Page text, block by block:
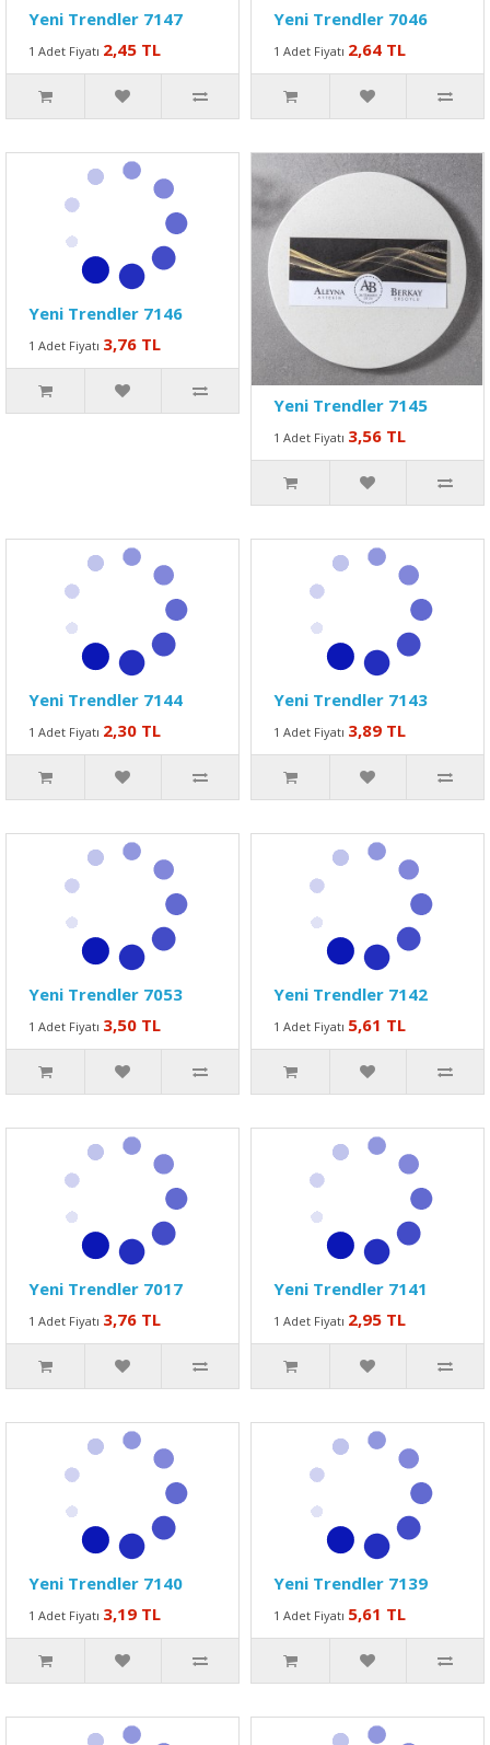
Yeni Trendler 7147
1 Adet Fiyatı 2,45 TL
Yeni Trendler 7046
1 Adet Fiyatı 2,64 TL
Yeni Trendler 7146
1 Adet Fiyatı 3,76 TL
Yeni Trendler 7145
1 Adet Fiyatı 3,56 TL
Yeni Trendler 7144
1 Adet Fiyatı 2,30 TL
Yeni Trendler 7143
1 Adet Fiyatı 3,89 TL
Yeni Trendler 7053
1 Adet Fiyatı 3,50 TL
Yeni Trendler 7142
1 Adet Fiyatı 5,61 TL
Yeni Trendler 7017
1 Adet Fiyatı 3,76 TL
Yeni Trendler 7141
1 Adet Fiyatı 2,95 TL
Yeni Trendler 7140
1 Adet Fiyatı 3,19 TL
Yeni Trendler 7139
1 Adet Fiyatı 5,61 TL